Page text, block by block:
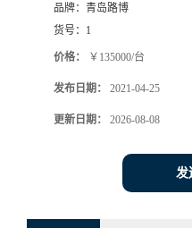
品牌： 青岛路博
货号： 1
价格： ￥135000/台
发布日期： 2021-04-25
更新日期： 2026-08-08
发